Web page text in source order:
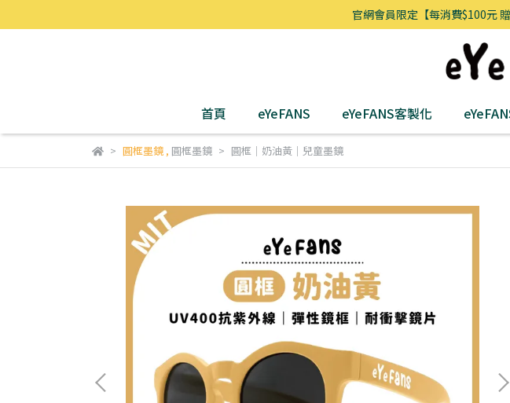
官網會員限定【每消費$100元
首頁 eYeFANS eYeFANS客製化
圓框墨鏡, 圓框墨鏡 圓框｜奶油黃｜兒童墨鏡